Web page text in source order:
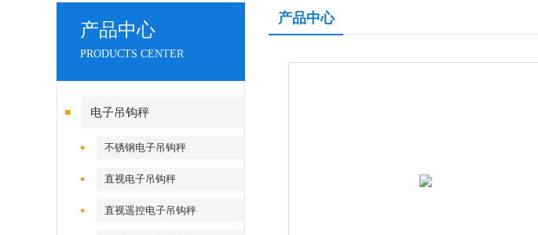
产品中心
PRODUCTS CENTER
电子吊钩秤
不锈钢电子吊钩秤
直视电子吊钩秤
直视遥控电子吊钩秤
产品中心